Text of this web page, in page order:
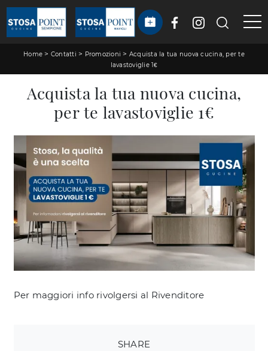
Home > Contatti > Promozioni > Acquista la tua nuova cucina, per te
lavastoviglie 1€
Acquista la tua nuova cucina,
per te lavastoviglie 1€
Per maggiori info rivolgersi al Rivenditore
SHARE